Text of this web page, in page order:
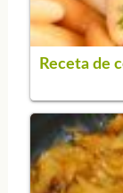
Receta de